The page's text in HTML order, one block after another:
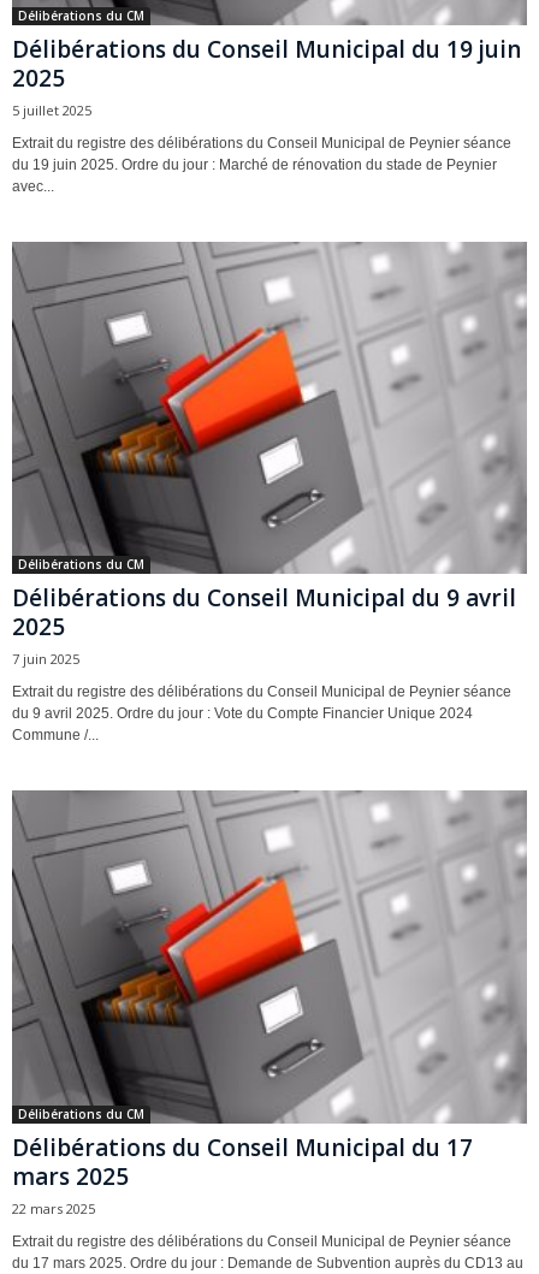
Délibérations du CM
Délibérations du Conseil Municipal du 19 juin
2025
5 juillet 2025
Extrait du registre des délibérations du Conseil Municipal de Peynier séance
du 19 juin 2025. Ordre du jour : Marché de rénovation du stade de Peynier
avec...
Délibérations du CM
Délibérations du Conseil Municipal du 9 avril
2025
7 juin 2025
Extrait du registre des délibérations du Conseil Municipal de Peynier séance
du 9 avril 2025. Ordre du jour : Vote du Compte Financier Unique 2024
Commune /...
Délibérations du CM
Délibérations du Conseil Municipal du 17
mars 2025
22 mars 2025
Extrait du registre des délibérations du Conseil Municipal de Peynier séance
du 17 mars 2025. Ordre du jour : Demande de Subvention auprès du CD13 au